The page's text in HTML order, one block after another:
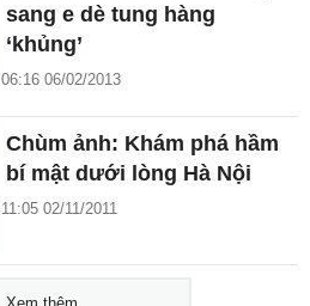
sang e dè tung hàng
‘khủng’
06:16 06/02/2013
Chùm ảnh: Khám phá hầm
bí mật dưới lòng Hà Nội
11:05 02/11/2011